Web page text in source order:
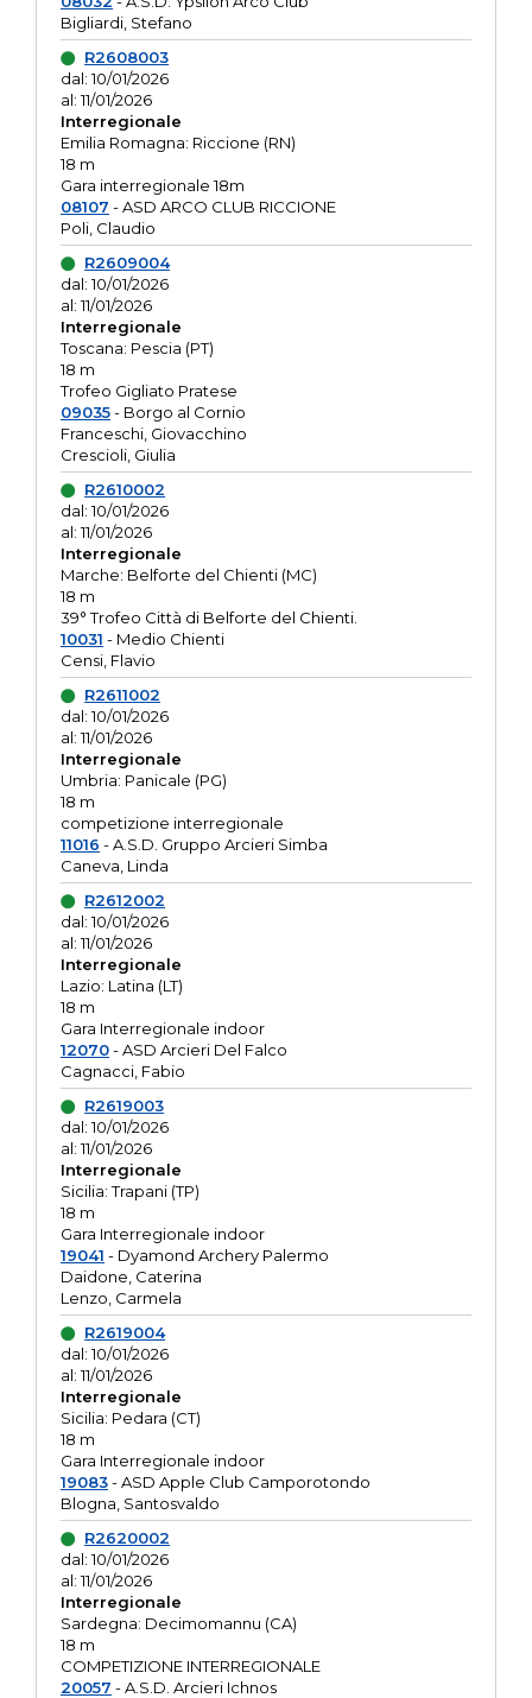
Bigliardi, Stefano
R2608003
dal: 10/01/2026
al: 11/01/2026
Interregionale
Emilia Romagna: Riccione (RN)
18 m
Gara interregionale 18m
08107 - ASD ARCO CLUB RICCIONE
Poli, Claudio
R2609004
dal: 10/01/2026
al: 11/01/2026
Interregionale
Toscana: Pescia (PT)
18 m
Trofeo Gigliato Pratese
09035- Borgo al Cornio
Franceschi, Giovacchino
Crescioli, Giulia
R2610002
dal: 10/01/2026
al: 11/01/2026
Interregionale
Marche: Belforte del Chienti (MC)
18 m
39° Trofeo Città di Belforte del Chienti.
10031 - Medio Chienti
Censi, Flavio
R2611002
dal: 10/01/2026
al: 11/01/2026
Interregionale
Umbria: Panicale (PG)
18 m
competizione interregionale
11016 - A.S.D. Gruppo Arcieri Simba
Caneva, Linda
R2612002
dal: 10/01/2026
al: 11/01/2026
Interregionale
Lazio: Latina (LT)
18 m
Gara Interregionale indoor
12070- ASD Arcieri Del Falco
Cagnacci, Fabio
R2619003
dal: 10/01/2026
al: 11/01/2026
Interregionale
Sicilia: Trapani (TP)
18 m
Gara Interregionale indoor
19041 - Dyamond Archery Palermo
Daidone, Caterina
Lenzo, Carmela
R2619004
dal: 10/01/2026
al: 11/01/2026
Interregionale
Sicilia: Pedara (CT)
18 m
Gara Interregionale indoor
19083- ASD Apple Club Camporotondo
Blogna, Santosvaldo
R2620002
dal: 10/01/2026
al: 11/01/2026
Interregionale
Sardegna: Decimomannu (CA)
18 m
COMPETIZIONE INTERREGIONALE
20057 - A.S.D. Arcieri Ichnos